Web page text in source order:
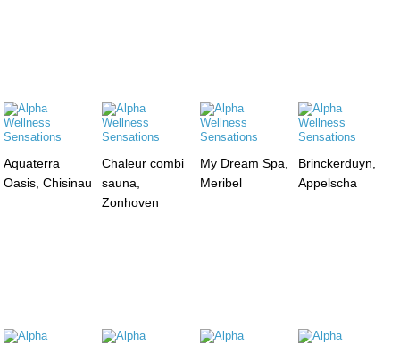
Aquaterra
Oasis, Chisinau
Chaleur combi
sauna,
Zonhoven
My Dream Spa,
Meribel
Brinckerduyn,
Appelscha